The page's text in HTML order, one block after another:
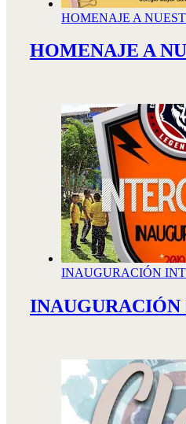
HOMENAJE A
HOMENAJE A
INAUGURACIÓN
INAUGURACIÓN